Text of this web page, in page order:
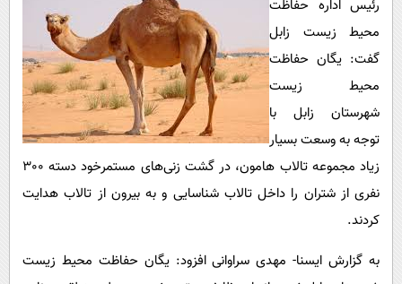
سرگرمی
فناوری
گوناگون
حوادث
محیط زیست
سلامت
روانشناسی
آشپزی
دانلود
رئیس اداره حفاظت
محیط زیست زابل
گفت: یگان حفاظت
محیط زیست
شهرستان زابل با
توجه به وسعت بسیار
زیاد مجموعه تالاب هامون، در گشت زنی‌های مستمرخود دسته 300
نفری از شتران را داخل تالاب شناسایی و به بیرون از تالاب هدایت
کردند.
به گزارش ایسنا- مهدی سراوانی افزود: یگان حفاظت محیط زیست